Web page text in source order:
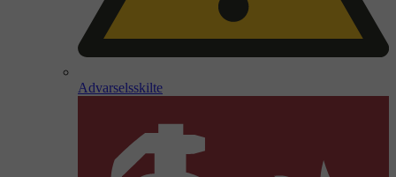
Advarselsskilte